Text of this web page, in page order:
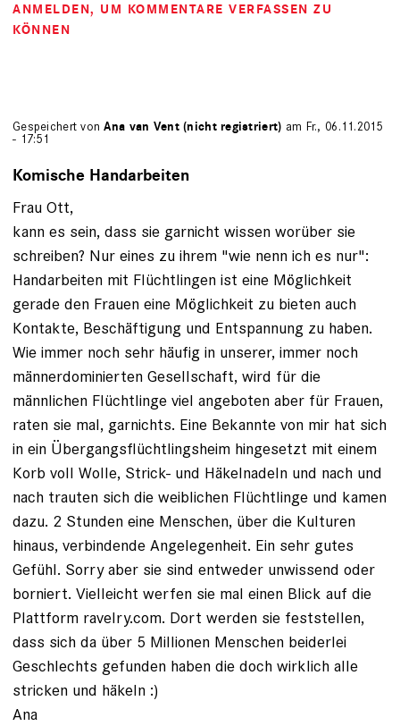
ANMELDEN, UM KOMMENTARE VERFASSEN ZU
KÖNNEN
Gespeichert vonAna van Vent (nicht registriert) am Fr., 06.11.2015
- 17:51
Komische Handarbeiten
Frau Ott,
kann es sein, dass sie garnicht wissen worüber sie
schreiben? Nur eines zu ihrem "wie nenn ich es nur":
Handarbeiten mit Flüchtlingen ist eine Möglichkeit
gerade den Frauen eine Möglichkeit zu bieten auch
Kontakte, Beschäftigung und Entspannung zu haben.
Wie immer noch sehr häufig in unserer, immer noch
männerdominierten Gesellschaft, wird für die
männlichen Flüchtlinge viel angeboten aber für Frauen,
raten sie mal, garnichts. Eine Bekannte von mir hat sich
in ein Übergangsflüchtlingsheim hingesetzt mit einem
Korb voll Wolle, Strick- und Häkelnadeln und nach und
nach trauten sich die weiblichen Flüchtlinge und kamen
dazu. 2 Stunden eine Menschen, über die Kulturen
hinaus, verbindende Angelegenheit. Ein sehr gutes
Gefühl. Sorry aber sie sind entweder unwissend oder
borniert. Vielleicht werfen sie mal einen Blick auf die
Plattform ravelry.com. Dort werden sie feststellen,
dass sich da über 5 Millionen Menschen beiderlei
Geschlechts gefunden haben die doch wirklich alle
stricken und häkeln :)
Ana